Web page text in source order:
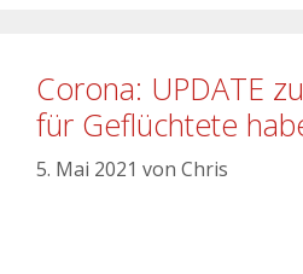
Corona: UPDATE
für Geflüchtete
5. Mai 2021 von Chris